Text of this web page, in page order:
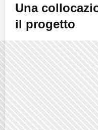
Una
il progetto